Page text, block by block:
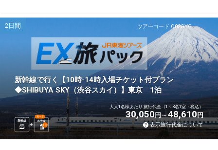
ツアーコード Q02GYG
2日間
新幹線で行く【10時-14時入場チケット付プラン
◆SHIBUYA SKY（渋谷スカイ）】東京 1泊
新幹線 ホテル
選べる
1 泊
大人1名様あたり 旅行代金（1～3名1室・税込）
30,050円 48,610円
表示旅行代金について